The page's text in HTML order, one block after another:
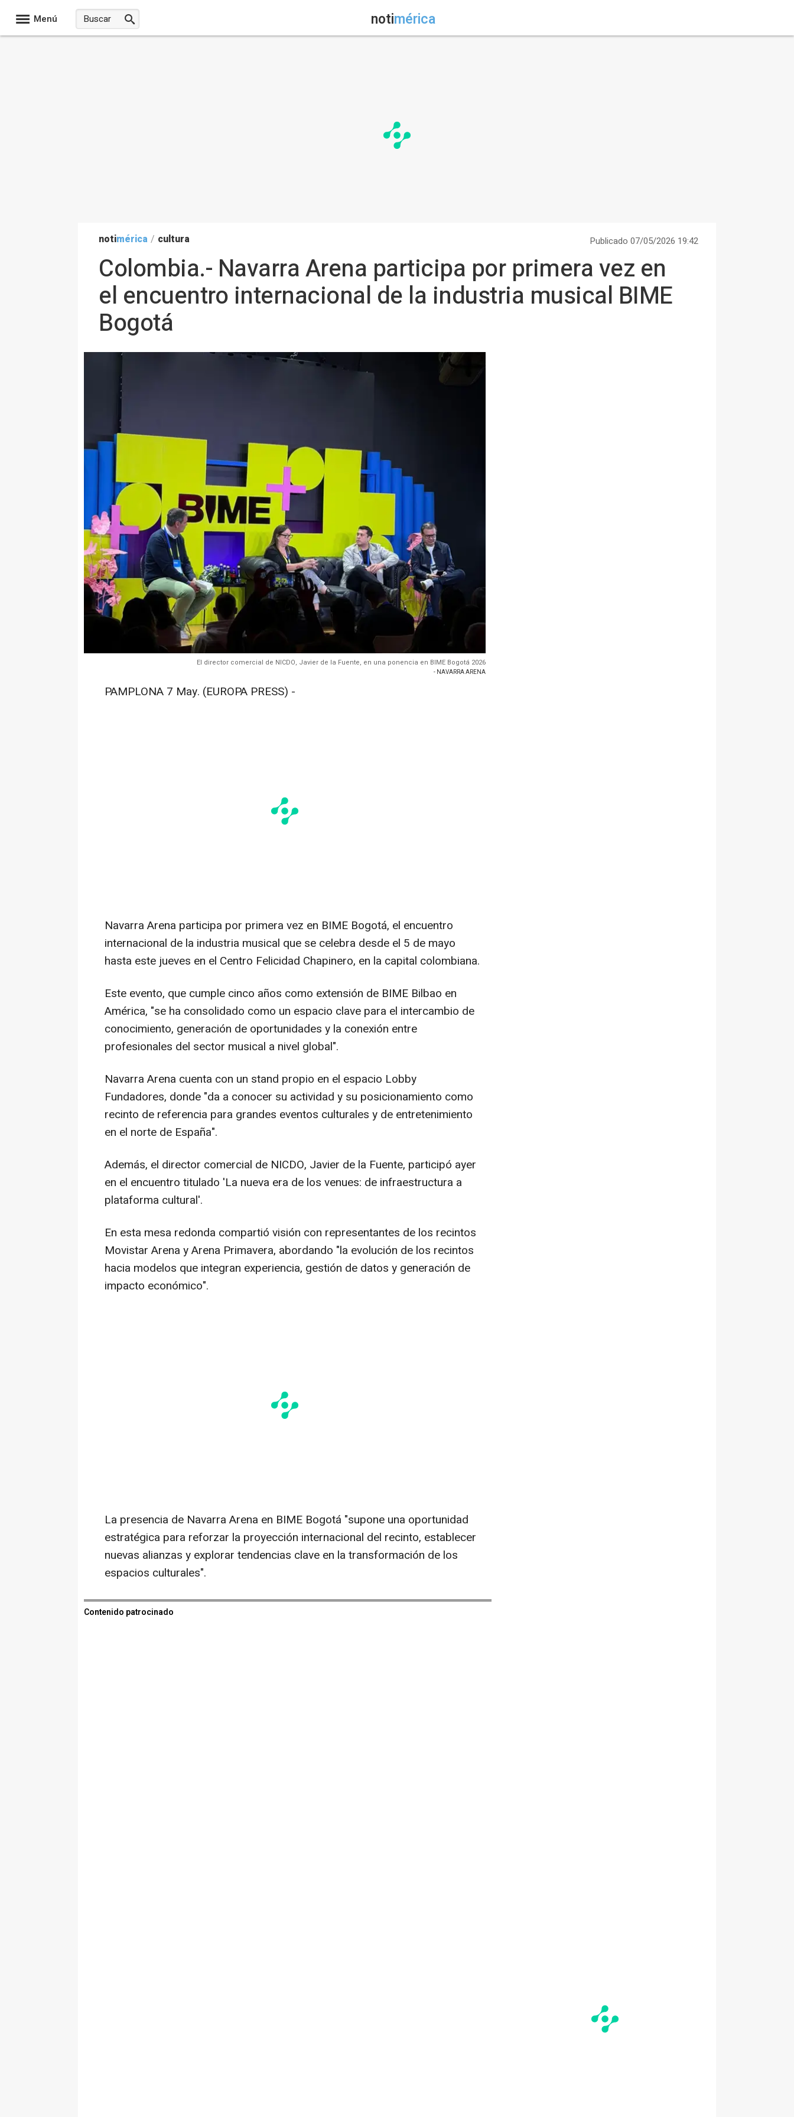
Menú notimérica
notimérica / cultura Publicado 07/05/2026 19:42
Colombia.- Navarra Arena participa por primera vez en
el encuentro internacional de la industria musical BIME
Bogotá
El director comercial de NICDO, Javier de la Fuente, en una ponencia en BIME Bogotá 2026
- NAVARRA ARENA
PAMPLONA 7 May. (EUROPA PRESS) -
Navarra Arena participa por primera vez en BIME Bogotá, el encuentro
internacional de la industria musical que se celebra desde el 5 de mayo
hasta este jueves en el Centro Felicidad Chapinero, en la capital colombiana.
Este evento, que cumple cinco años como extensión de BIME Bilbao en
América, "se ha consolidado como un espacio clave para el intercambio de
conocimiento, generación de oportunidades y la conexión entre
profesionales del sector musical a nivel global".
Navarra Arena cuenta con un stand propio en el espacio Lobby
Fundadores, donde "da a conocer su actividad y su posicionamiento como
recinto de referencia para grandes eventos culturales y de entretenimiento
en el norte de España".
Además, el director comercial de NICDO, Javier de la Fuente, participó ayer
en el encuentro titulado 'La nueva era de los venues: de infraestructura a
plataforma cultural'.
En esta mesa redonda compartió visión con representantes de los recintos
Movistar Arena y Arena Primavera, abordando "la evolución de los recintos
hacia modelos que integran experiencia, gestión de datos y generación de
impacto económico".
La presencia de Navarra Arena en BIME Bogotá "supone una oportunidad
estratégica para reforzar la proyección internacional del recinto, establecer
nuevas alianzas y explorar tendencias clave en la transformación de los
espacios culturales".
Contenido patrocinado